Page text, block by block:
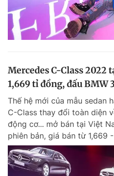
Mercedes C-Class 2022
1,669 tỉ đồng, đấu BMW
Thế hệ mới của mẫu sedan
C-Class thay đổi toàn diện
động cơ... mở bán tại Việt
phiên bản, giá bán từ 1,669